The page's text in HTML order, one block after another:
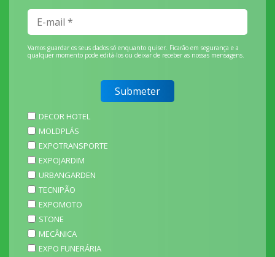
Vamos guardar os seus dados só enquanto quiser. Ficarão em segurança e a
qualquer momento pode editá-los ou deixar de receber as nossas mensagens.
DECOR HOTEL
MOLDPLÁS
EXPOTRANSPORTE
EXPOJARDIM
URBANGARDEN
TECNIPÃO
EXPOMOTO
STONE
MECÂNICA
EXPO FUNERÁRIA